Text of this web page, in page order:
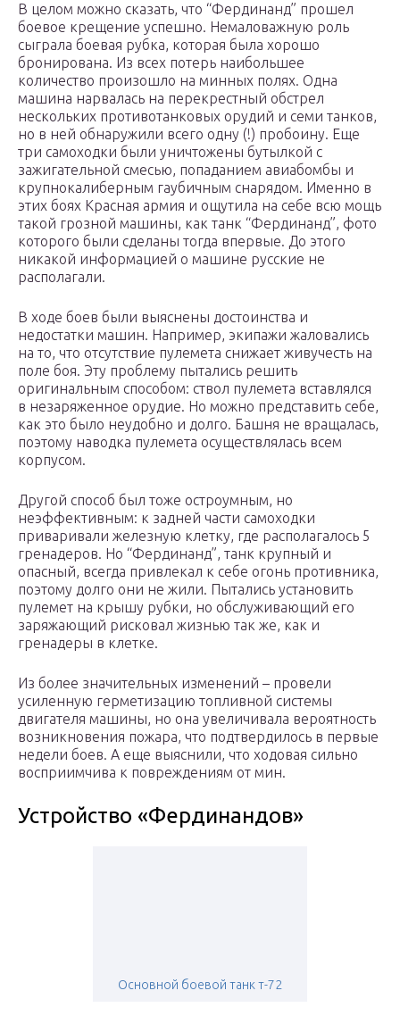
В целом можно сказать, что “Фердинанд” прошел
боевое крещение успешно. Немаловажную роль
сыграла боевая рубка, которая была хорошо
бронирована. Из всех потерь наибольшее
количество произошло на минных полях. Одна
машина нарвалась на перекрестный обстрел
нескольких противотанковых орудий и семи танков,
но в ней обнаружили всего одну (!) пробоину. Еще
три самоходки были уничтожены бутылкой с
зажигательной смесью, попаданием авиабомбы и
крупнокалиберным гаубичным снарядом. Именно в
этих боях Красная армия и ощутила на себе всю мощь
такой грозной машины, как танк “Фердинанд”, фото
которого были сделаны тогда впервые. До этого
никакой информацией о машине русские не
располагали.
В ходе боев были выяснены достоинства и
недостатки машин. Например, экипажи жаловались
на то, что отсутствие пулемета снижает живучесть на
поле боя. Эту проблему пытались решить
оригинальным способом: ствол пулемета вставлялся
в незаряженное орудие. Но можно представить себе,
как это было неудобно и долго. Башня не вращалась,
поэтому наводка пулемета осуществлялась всем
корпусом.
Другой способ был тоже остроумным, но
неэффективным: к задней части самоходки
приваривали железную клетку, где располагалось 5
гренадеров. Но “Фердинанд”, танк крупный и
опасный, всегда привлекал к себе огонь противника,
поэтому долго они не жили. Пытались установить
пулемет на крышу рубки, но обслуживающий его
заряжающий рисковал жизнью так же, как и
гренадеры в клетке.
Из более значительных изменений – провели
усиленную герметизацию топливной системы
двигателя машины, но она увеличивала вероятность
возникновения пожара, что подтвердилось в первые
недели боев. А еще выяснили, что ходовая сильно
восприимчива к повреждениям от мин.
Устройство «Фердинандов»
Основной боевой танк т-72